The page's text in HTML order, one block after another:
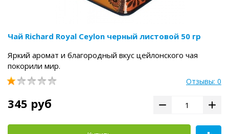
Чай Richard Royal Ceylon черный листовой 50 гр
Яркий аромат и благородный вкус цейлонского чая
покорили мир.
Отзывы: 0
345 руб